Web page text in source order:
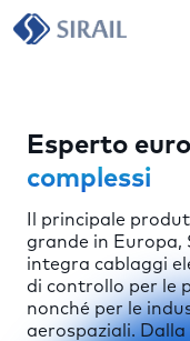
Esperto
complessi
Il principale
grande in Europa,
integra cablaggi
di controllo per le
nonché per le
aerospaziali.